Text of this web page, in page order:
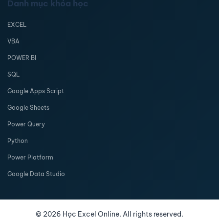
Danh mục khóa học
EXCEL
VBA
POWER BI
SQL
Google Apps Script
Google Sheets
Power Query
Python
Power Platform
Google Data Studio
© 2026 Học Excel Online. All rights reserved.